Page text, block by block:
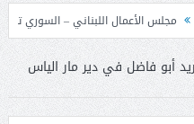
اللبناني – السوري تابع نتائج زيارة
أبو فاضل في دير مار الياس